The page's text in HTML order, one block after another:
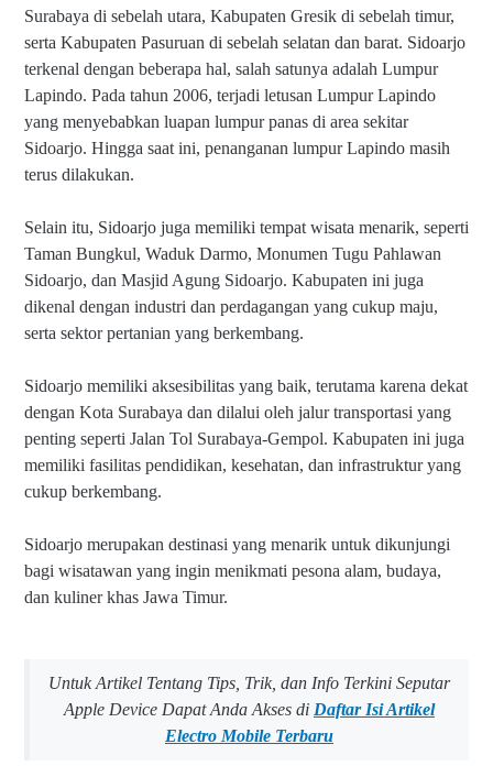
Surabaya di sebelah utara, Kabupaten Gresik di sebelah timur,
serta Kabupaten Pasuruan di sebelah selatan dan barat. Sidoarjo
terkenal dengan beberapa hal, salah satunya adalah Lumpur
Lapindo. Pada tahun 2006, terjadi letusan Lumpur Lapindo
yang menyebabkan luapan lumpur panas di area sekitar
Sidoarjo. Hingga saat ini, penanganan lumpur Lapindo masih
terus dilakukan.
Selain itu, Sidoarjo juga memiliki tempat wisata menarik, seperti
Taman Bungkul, Waduk Darmo, Monumen Tugu Pahlawan
Sidoarjo, dan Masjid Agung Sidoarjo. Kabupaten ini juga
dikenal dengan industri dan perdagangan yang cukup maju,
serta sektor pertanian yang berkembang.
Sidoarjo memiliki aksesibilitas yang baik, terutama karena dekat
dengan Kota Surabaya dan dilalui oleh jalur transportasi yang
penting seperti Jalan Tol Surabaya-Gempol. Kabupaten ini juga
memiliki fasilitas pendidikan, kesehatan, dan infrastruktur yang
cukup berkembang.
Sidoarjo merupakan destinasi yang menarik untuk dikunjungi
bagi wisatawan yang ingin menikmati pesona alam, budaya,
dan kuliner khas Jawa Timur.
Untuk Artikel Tentang Tips, Trik, dan Info Terkini Seputar
Apple Device Dapat Anda Akses di Daftar Isi Artikel
Electro Mobile Terbaru